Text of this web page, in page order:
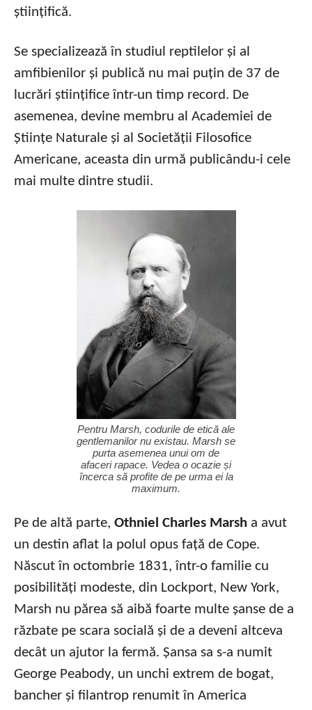
științifică.
Se specializează în studiul reptilelor și al
amfibienilor și publică nu mai puțin de 37 de
lucrări științifice într-un timp record. De
asemenea, devine membru al Academiei de
Științe Naturale și al Societății Filosofice
Americane, aceasta din urmă publicându-i cele
mai multe dintre studii.
Pentru Marsh, codurile de etică ale
gentlemanilor nu existau. Marsh se
purta asemenea unui om de
afaceri rapace. Vedea o ocazie și
încerca să profite de pe urma ei la
maximum.
Pe de altă parte, Othniel Charles Marsh a avut
un destin aflat la polul opus față de Cope.
Născut în octombrie 1831, într-o familie cu
posibilități modeste, din Lockport, New York,
Marsh nu părea să aibă foarte multe șanse de a
răzbate pe scara socială și de a deveni altceva
decât un ajutor la fermă. Șansa sa s-a numit
George Peabody, un unchi extrem de bogat,
bancher și filantrop renumit în America